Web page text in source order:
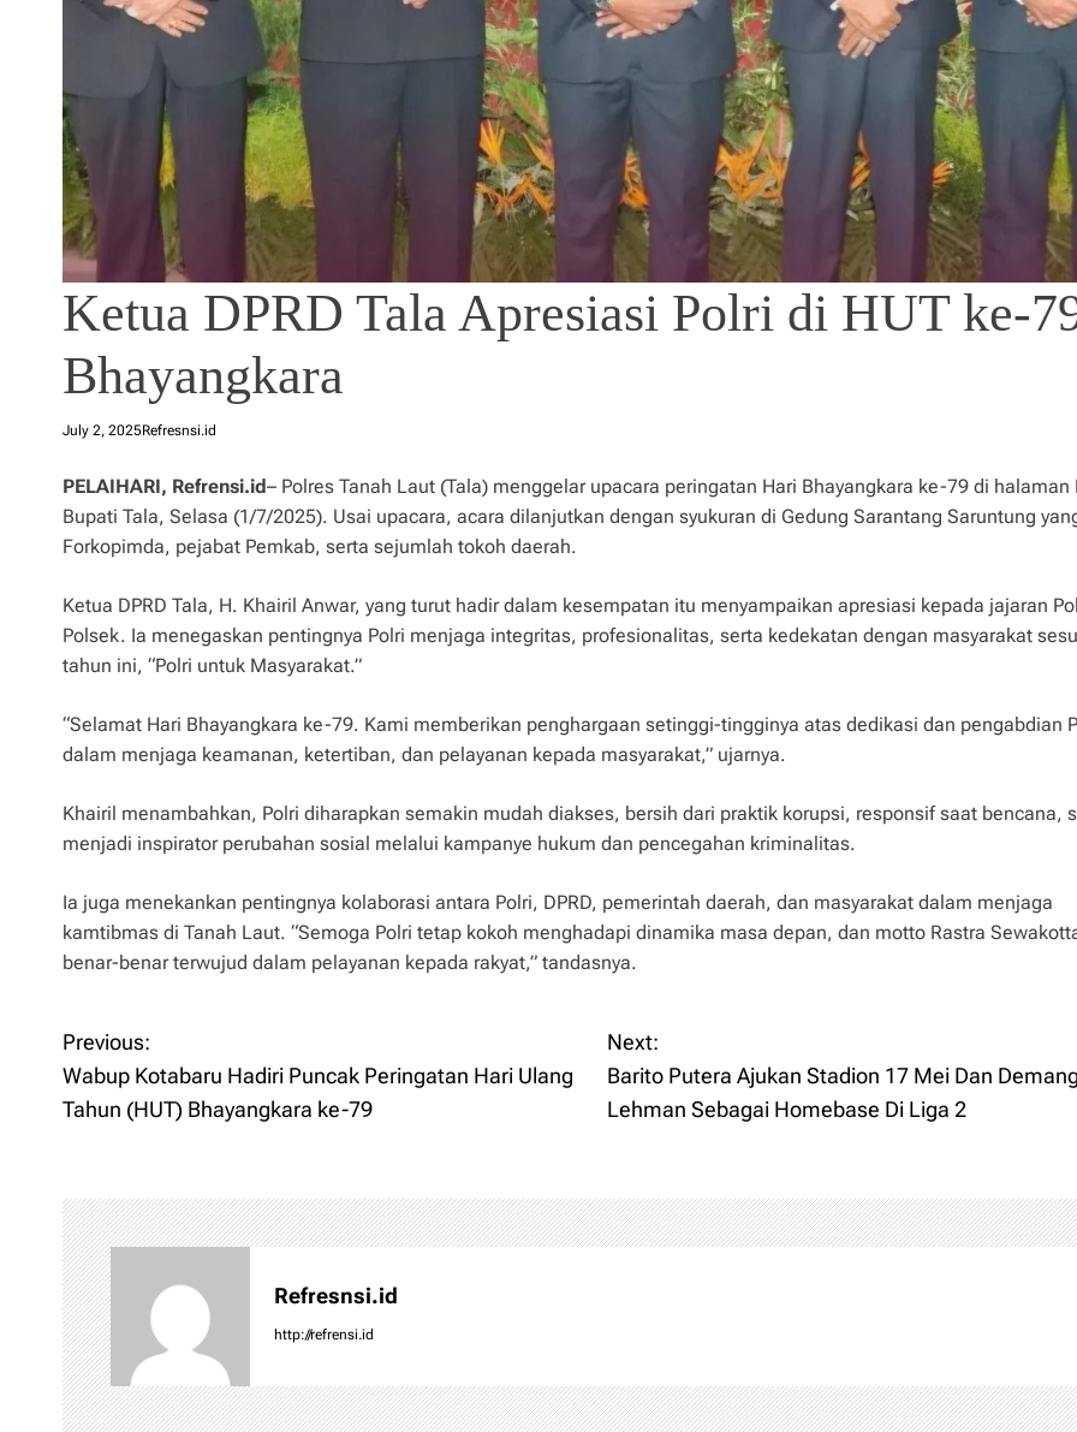
Ketua DPRD Tala Apresiasi Polri di HUT ke-
Bhayangkara
July 2, 2025Refresnsi.id
PELAIHARI, Refrensi.id– Polres Tanah Laut (Tala) menggelar upacara peringatan Hari Bhayangkara ke-79 di halaman
Bupati Tala, Selasa (1/7/2025). Usai upacara, acara dilanjutkan dengan syukuran di Gedung Sarantang Saruntung
Forkopimda, pejabat Pemkab, serta sejumlah tokoh daerah.
Ketua DPRD Tala, H. Khairil Anwar, yang turut hadir dalam kesempatan itu menyampaikan apresiasi kepada jajaran
Polsek. Ia menegaskan pentingnya Polri menjaga integritas, profesionalitas, serta kedekatan dengan masyarakat
tahun ini, “Polri untuk Masyarakat.”
“Selamat Hari Bhayangkara ke-79. Kami memberikan penghargaan setinggi-tingginya atas dedikasi dan pengabdian
dalam menjaga keamanan, ketertiban, dan pelayanan kepada masyarakat,” ujarnya.
Khairil menambahkan, Polri diharapkan semakin mudah diakses, bersih dari praktik korupsi, responsif saat bencana,
menjadi inspirator perubahan sosial melalui kampanye hukum dan pencegahan kriminalitas.
Ia juga menekankan pentingnya kolaborasi antara Polri, DPRD, pemerintah daerah, dan masyarakat dalam menjaga
kamtibmas di Tanah Laut. “Semoga Polri tetap kokoh menghadapi dinamika masa depan, dan motto Rastra
benar-benar terwujud dalam pelayanan kepada rakyat,” tandasnya.
P
o
t
n
a
v
i
Previous:
Wabup Kotabaru Hadiri Puncak Peringatan Hari Ulang
Tahun (HUT) Bhayangkara ke-79
Next:
Barito Putera Ajukan Stadion 17 Mei Dan Demang
Lehman Sebagai Homebase Di Liga 2
Refresnsi.id
http://refrensi.id